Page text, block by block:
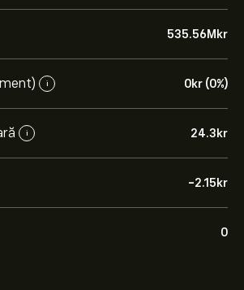
535.56M‎kr‎
i 0‎kr‎ (0%)
i 24.3‎kr‎
-2.15‎kr‎
0